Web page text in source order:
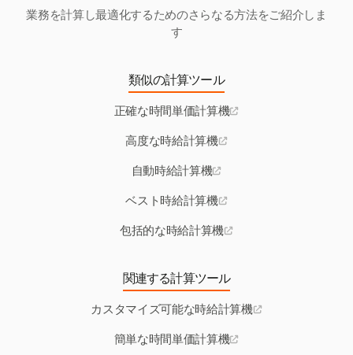
業務を計算し最適化するためのさらなる方法をご紹介しま
す
類似の計算ツール
正確な時間単価計算機
高度な時給計算機
自動時給計算機
ベスト時給計算機
包括的な時給計算機
関連する計算ツール
カスタマイズ可能な時給計算機
簡単な時間単価計算機